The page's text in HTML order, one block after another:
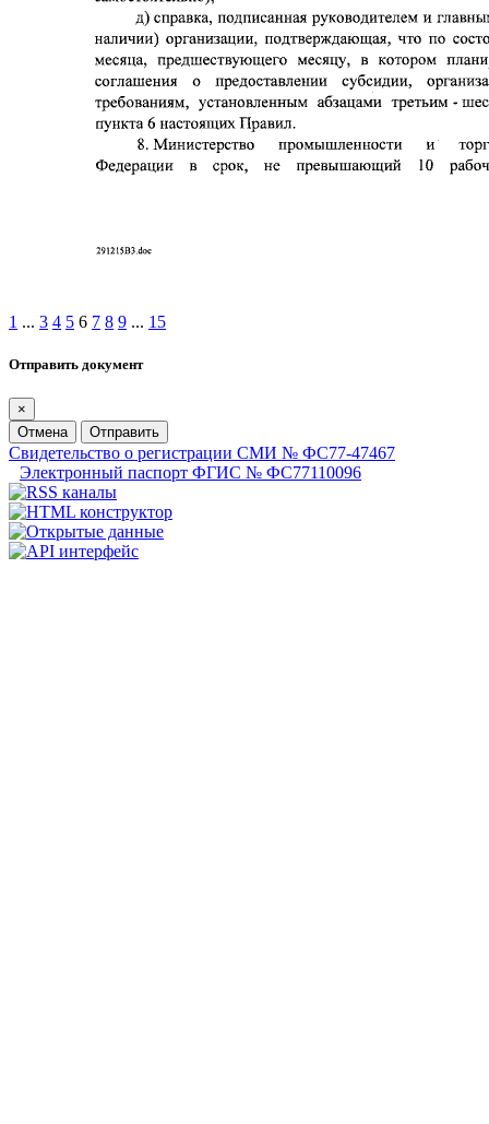
1 ... 3 4 5 6 7 8 9 ... 15
Отправить документ
×
Отмена
Отправить
Свидетельство о регистрации СМИ № ФС77-47467
Электронный паспорт ФГИС № ФС77110096